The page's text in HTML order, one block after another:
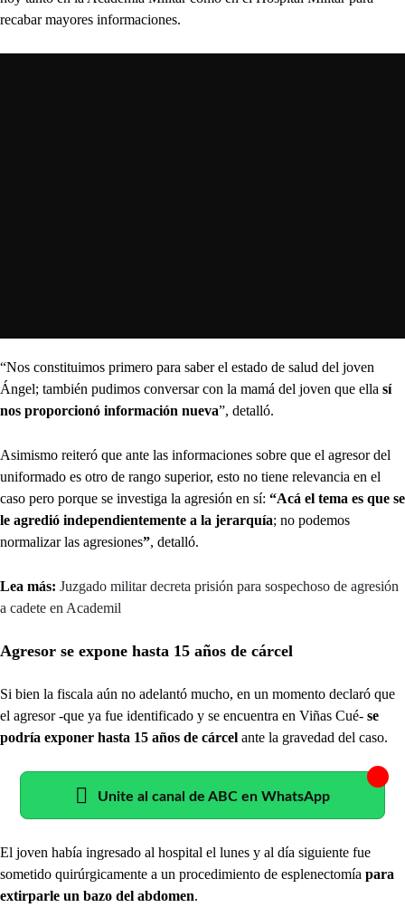
recabar mayores informaciones.
“Nos constituimos primero para saber el estado de salud del joven
Ángel; también pudimos conversar con la mamá del joven que ella sí
nos proporcionó información nueva”, detalló.
Asimismo reiteró que ante las informaciones sobre que el agresor del
uniformado es otro de rango superior, esto no tiene relevancia en el
caso pero porque se investiga la agresión en sí: “Acá el tema es que se
le agredió independientemente a la jerarquía; no podemos
normalizar las agresiones”, detalló.
Lea más: Juzgado militar decreta prisión para sospechoso de agresión
a cadete en Academil
Agresor se expone hasta 15 años de cárcel
Si bien la fiscala aún no adelantó mucho, en un momento declaró que
el agresor -que ya fue identificado y se encuentra en Viñas Cué- se
podría exponer hasta 15 años de cárcel ante la gravedad del caso.
Unite al canal de ABC en WhatsApp
El joven había ingresado al hospital el lunes y al día siguiente fue
sometido quirúrgicamente a un procedimiento de esplenectomía para
extirparle un bazo del abdomen.